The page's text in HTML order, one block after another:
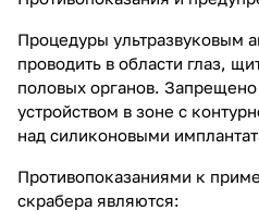
Процедуры ультразвуковым
проводить в области глаз,
половых органов. Запрещено
устройством в зоне с
над силиконовыми
Противопоказаниями к
скрабера являются: